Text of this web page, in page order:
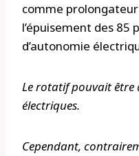
comme
l’épuisement des
d’autonomie
Le rotatif pouvait être
électriques.
Cependant,